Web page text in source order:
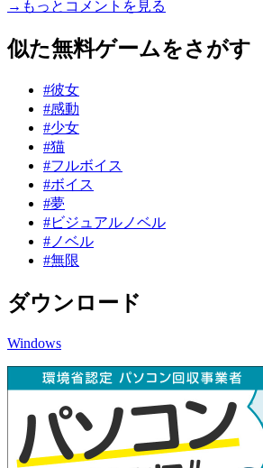
→もっとコメントを見る
似た無料ゲームをさがす
#彼女
#感動
#少女
#猫
#フルボイス
#ボイス
#夢
#ビジュアルノベル
#ノベル
#無限
ダウンロード
Windows